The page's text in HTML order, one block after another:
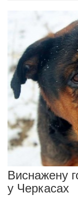
Виснажену
у Черкасах